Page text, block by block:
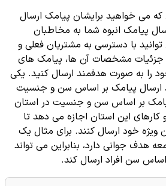
که می ‌خواهید برایشان پیامک ارسال
پیامک انبوه شما به مخاطبان
با دسترسی به مشتریان فعلی و
جزئیات مشخصات آن ها، پیامک های
را به صورت هدفمند ارسال کنید. یکی
ارسال پیامک بر اساس سن و جنسیت
بر اساس سن و جنسیت در استان
این استان اجازه می دهد تا
ویژه خود ارسال کنند. برای مثال یک
هدف جوانی دارد، بنابراین می تواند
سن افراد ارسال کند.